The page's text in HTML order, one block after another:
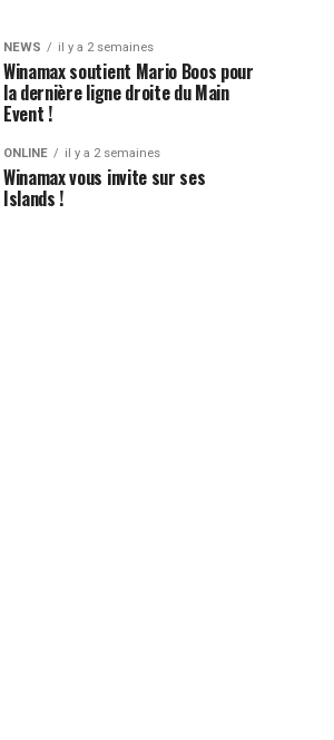
NEWS il y a 2 semaines
Winamax soutient Mario Boos pour
la dernière ligne droite du Main
Event !
ONLINE il y a 2 semaines
Winamax vous invite sur ses
Islands !